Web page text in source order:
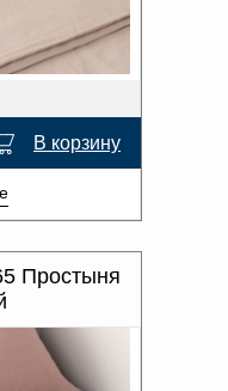
В корзину
Простыня